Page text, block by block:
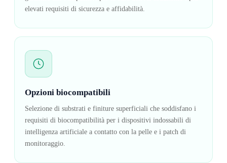
elevati requisiti di sicurezza e affidabilità.
Opzioni biocompatibili
Selezione di substrati e finiture superficiali che soddisfano i
requisiti di biocompatibilità per i dispositivi indossabili di
intelligenza artificiale a contatto con la pelle e i patch di
monitoraggio.